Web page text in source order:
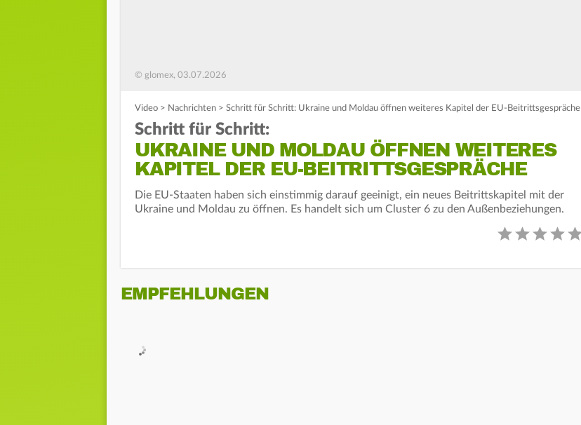
© glomex, 03.07.2026
Video > Nachrichten > Schritt für Schritt: Ukraine und Moldau öffnen weiteres Kapitel der EU-Beitrittsgespräche
Schritt für Schritt:
UKRAINE UND MOLDAU ÖFFNEN WEITERES
KAPITEL DER EU-BEITRITTSGESPRÄCHE
Die EU-Staaten haben sich einstimmig darauf geeinigt, ein neues Beitrittskapitel mit der
Ukraine und Moldau zu öffnen. Es handelt sich um Cluster 6 zu den Außenbeziehungen.
EMPFEHLUNGEN